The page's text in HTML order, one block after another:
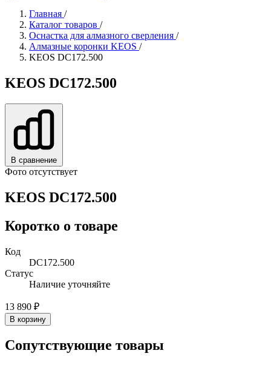
Главная /
Каталог товаров /
Оснастка для алмазного сверления /
Алмазные коронки KEOS /
KEOS DC172.500
KEOS DC172.500
В сравнение
Фото отсутствует
KEOS DC172.500
Коротко о товаре
Код
DC172.500
Статус
Наличие уточняйте
13 890 ₽
В корзину
Сопутствующие товары